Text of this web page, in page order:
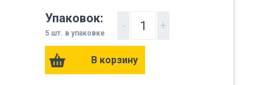
Упаковок:
5 шт. в упаковке
- +